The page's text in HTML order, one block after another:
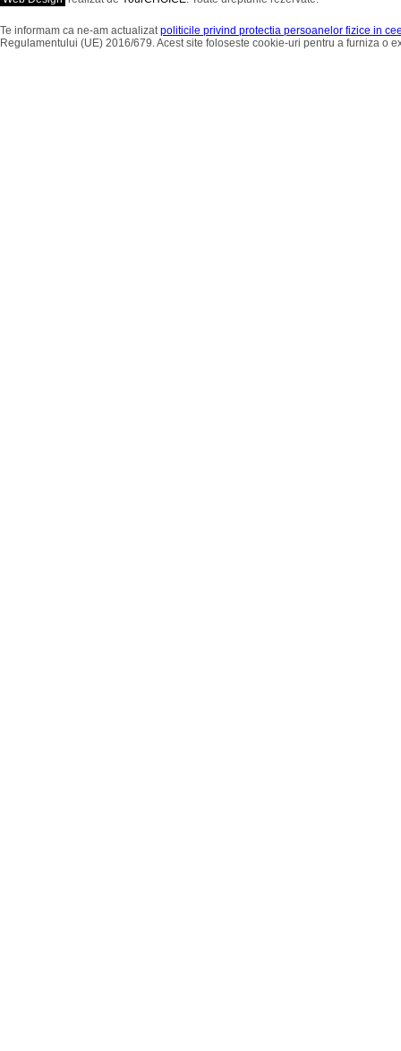
Te informam ca ne-am actualizatpoliticile privind protectia persoanelor fizice in
Regulamentului (UE) 2016/679. Acest site foloseste cookie-uri pentru a furniza o